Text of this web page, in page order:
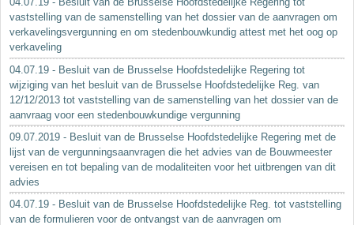
vaststelling van de samenstelling van het dossier van de aanvragen om
verkavelingsvergunning en om stedenbouwkundig attest met het oog op
verkaveling
04.07.19 - Besluit van de Brusselse Hoofdstedelijke Regering tot
wijziging van het besluit van de Brusselse Hoofdstedelijke Reg. van
12/12/2013 tot vaststelling van de samenstelling van het dossier van de
aanvraag voor een stedenbouwkundige vergunning
09.07.2019 - Besluit van de Brusselse Hoofdstedelijke Regering met de
lijst van de vergunningsaanvragen die het advies van de Bouwmeester
vereisen en tot bepaling van de modaliteiten voor het uitbrengen van dit
advies
04.07.19 - Besluit van de Brusselse Hoofdstedelijke Reg. tot vaststelling
van de formulieren voor de ontvangst van de aanvragen om